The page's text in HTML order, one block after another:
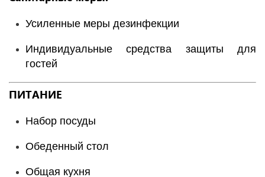
Усиленные меры дезинфекции
Индивидуальные средства защиты для
гостей
ПИТАНИЕ
Набор посуды
Обеденный стол
Общая кухня